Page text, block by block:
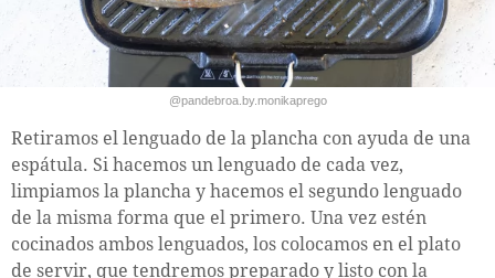
@pandebroa.by.monikaprego
Retiramos el lenguado de la plancha con ayuda de una
espátula. Si hacemos un lenguado de cada vez,
limpiamos la plancha y hacemos el segundo lenguado
de la misma forma que el primero. Una vez estén
cocinados ambos lenguados, los colocamos en el plato
de servir, que tendremos preparado y listo con la